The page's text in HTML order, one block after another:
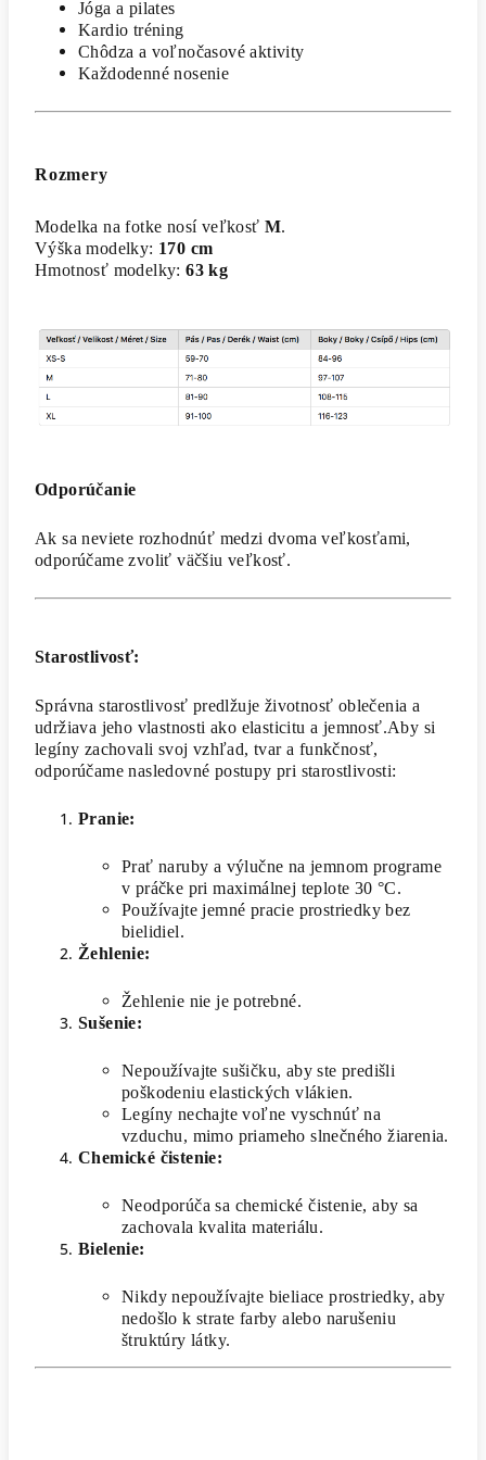
Jóga a pilates
Kardio tréning
Chôdza a voľnočasové aktivity
Každodenné nosenie
Rozmery
Modelka na fotke nosí veľkosť M.
Výška modelky: 170 cm
Hmotnosť modelky:63 kg
Odporúčanie
Ak sa neviete rozhodnúť medzi dvoma veľkosťami,
odporúčame zvoliť väčšiu veľkosť.
Starostlivosť:
Správna starostlivosť predlžuje životnosť oblečenia a
udržiava jeho vlastnosti ako elasticitu a jemnosť.Aby si
legíny zachovali svoj vzhľad, tvar a funkčnosť,
odporúčame nasledovné postupy pri starostlivosti:
Pranie:
Prať naruby a výlučne na jemnom programe
v práčke pri maximálnej teplote 30 °C.
Používajte jemné pracie prostriedky bez
bielidiel.
Žehlenie:
Žehlenie nie je potrebné.
Sušenie:
Nepoužívajte sušičku, aby ste predišli
poškodeniu elastických vlákien.
Legíny nechajte voľne vyschnúť na
vzduchu, mimo priameho slnečného žiarenia.
Chemické čistenie:
Neodporúča sa chemické čistenie, aby sa
zachovala kvalita materiálu.
Bielenie:
Nikdy nepoužívajte bieliace prostriedky, aby
nedošlo k strate farby alebo narušeniu
štruktúry látky.